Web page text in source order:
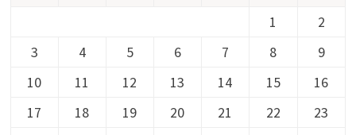
1
2
3
4 5 6 7 8
9
10
11 12 13 14 15
16
17
18 19 20 21 22
23